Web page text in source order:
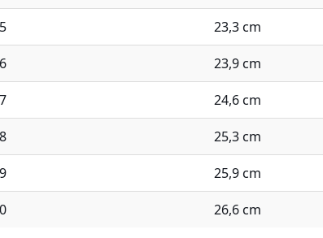
23,3 cm
23,9 cm
24,6 cm
25,3 cm
25,9 cm
26,6 cm